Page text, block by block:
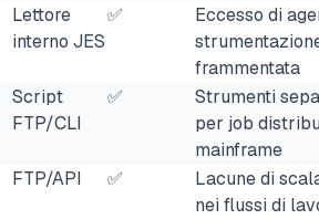
Lettore
interno JES
✅
Eccesso di
frammentata
Script
FTP/CLI
✅
Strumenti
per job
mainframe
FTP/API ✅
Lacune di
nei flussi di